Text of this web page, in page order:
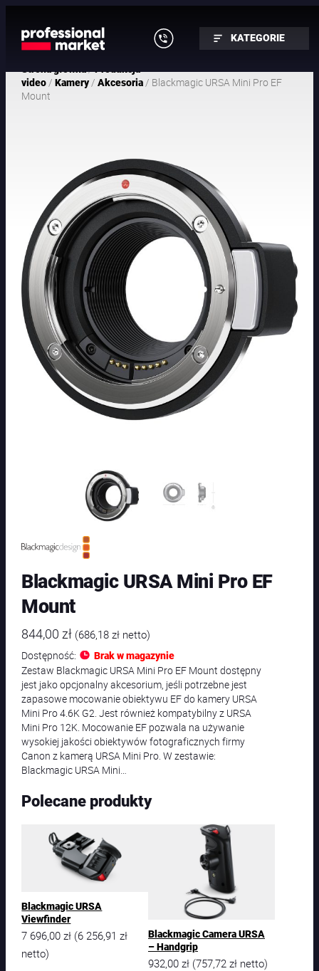
KATEGORIE
/
video/Kamery/Akcesoria/ Blackmagic URSA Mini Pro EF
Mount
Blackmagic URSA Mini Pro EF
Mount
844,00 zł (686,18zł netto)
Dostępność:
Brak w magazynie
Zestaw Blackmagic URSA Mini Pro EF Mount dostępny
jest jako opcjonalny akcesorium, jeśli potrzebne jest
zapasowe mocowanie obiektywu EF do kamery URSA
Mini Pro 4.6K G2. Jest również kompatybilny z URSA
Mini Pro 12K. Mocowanie EF pozwala na używanie
wysokiej jakości obiektywów fotograficznych firmy
Canon z kamerą URSA Mini Pro. W zestawie:
Blackmagic URSA Mini…
Polecane produkty
Blackmagic URSA
Viewfinder
7 696,00zł (6 256,91zł
netto)
Blackmagic Camera URSA
– Handgrip
932,00 zł (757,72 zł netto)